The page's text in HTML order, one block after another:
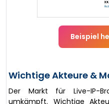
Beispiel
Wichtige Akteure &
Der Markt für Live-IP-
umkämpft. Wichtige